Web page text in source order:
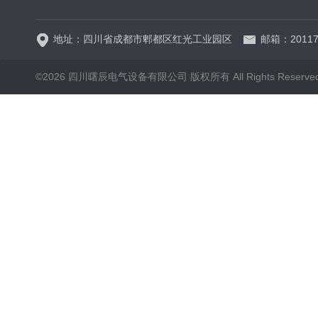
地址：四川省成都市郫都区红光工业园区 邮箱：
©2026 四川曙辰电气设备有限公司 版权所有 All Rights